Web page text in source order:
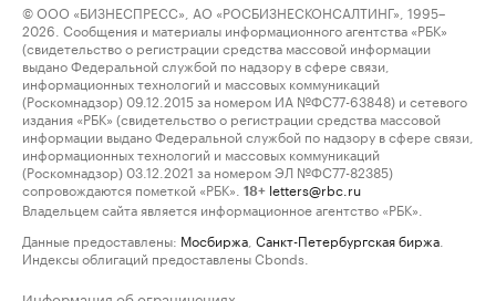
© ООО «БИЗНЕСПРЕСС», АО «РОСБИЗНЕСКОНСАЛТИНГ», 1995–
2026. Сообщения и материалы информационного агентства «РБК»
(свидетельство о регистрации средства массовой информации
выдано Федеральной службой по надзору в сфере связи,
информационных технологий и массовых коммуникаций
(Роскомнадзор) 09.12.2015 за номером ИА №ФС77-63848) и сетевого
издания «РБК» (свидетельство о регистрации средства массовой
информации выдано Федеральной службой по надзору в сфере связи,
информационных технологий и массовых коммуникаций
(Роскомнадзор) 03.12.2021 за номером ЭЛ №ФС77-82385)
сопровождаются пометкой «РБК».
18+ letters@rbc.ru
Владельцем сайта является информационное агентство «РБК».
Данные предоставлены: Мосбиржа Санкт-Петербургская биржа
Индексы облигаций предоставлены Cbonds.